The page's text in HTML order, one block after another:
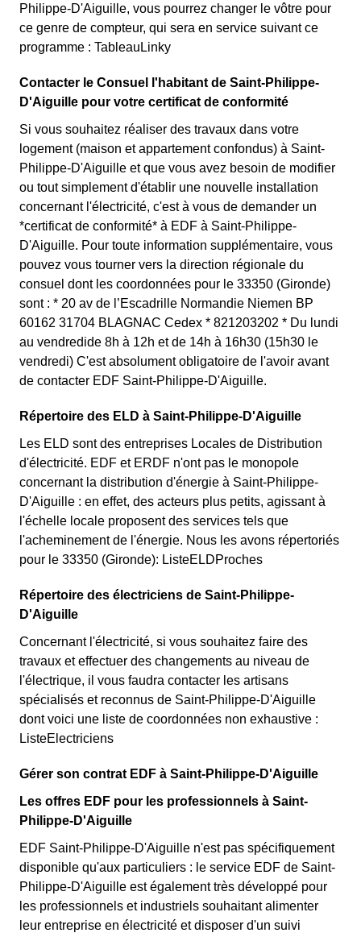
Philippe-D'Aiguille, vous pourrez changer le vôtre pour
ce genre de compteur, qui sera en service suivant ce
programme : TableauLinky
Contacter le Consuel l'habitant de Saint-Philippe-
D'Aiguille pour votre certificat de conformité
Si vous souhaitez réaliser des travaux dans votre
logement (maison et appartement confondus) à Saint-
Philippe-D'Aiguille et que vous avez besoin de modifier
ou tout simplement d'établir une nouvelle installation
concernant l'électricité, c'est à vous de demander un
*certificat de conformité* à EDF à Saint-Philippe-
D'Aiguille. Pour toute information supplémentaire, vous
pouvez vous tourner vers la direction régionale du
consuel dont les coordonnées pour le 33350 (Gironde)
sont : * 20 av de l’Escadrille Normandie Niemen BP
60162 31704 BLAGNAC Cedex * 821203202 * Du lundi
au vendredide 8h à 12h et de 14h à 16h30 (15h30 le
vendredi) C'est absolument obligatoire de l'avoir avant
de contacter EDF Saint-Philippe-D'Aiguille.
Répertoire des ELD à Saint-Philippe-D'Aiguille
Les ELD sont des entreprises Locales de Distribution
d'électricité. EDF et ERDF n'ont pas le monopole
concernant la distribution d'énergie à Saint-Philippe-
D'Aiguille : en effet, des acteurs plus petits, agissant à
l'échelle locale proposent des services tels que
l'acheminement de l'énergie. Nous les avons répertoriés
pour le 33350 (Gironde): ListeELDProches
Répertoire des électriciens de Saint-Philippe-
D'Aiguille
Concernant l'électricité, si vous souhaitez faire des
travaux et effectuer des changements au niveau de
l'électrique, il vous faudra contacter les artisans
spécialisés et reconnus de Saint-Philippe-D'Aiguille
dont voici une liste de coordonnées non exhaustive :
ListeElectriciens
Gérer son contrat EDF à Saint-Philippe-D'Aiguille
Les offres EDF pour les professionnels à Saint-
Philippe-D'Aiguille
EDF Saint-Philippe-D'Aiguille n'est pas spécifiquement
disponible qu'aux particuliers : le service EDF de Saint-
Philippe-D'Aiguille est également très développé pour
les professionnels et industriels souhaitant alimenter
leur entreprise en électricité et disposer d'un suivi